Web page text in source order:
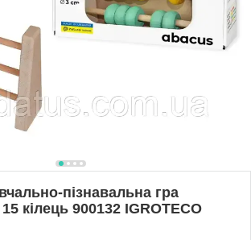
пізнавальна гра
кілець 900132 IGROTECO